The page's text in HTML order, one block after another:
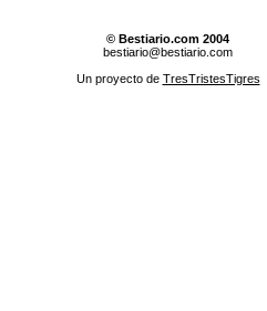
© Bestiario.com 2004
bestiario@bestiario.com
Un proyecto de TresTristesTigres